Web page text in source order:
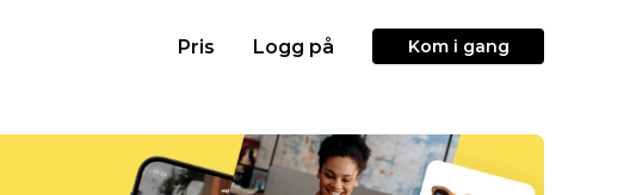
Pris Logg på Kom i gang